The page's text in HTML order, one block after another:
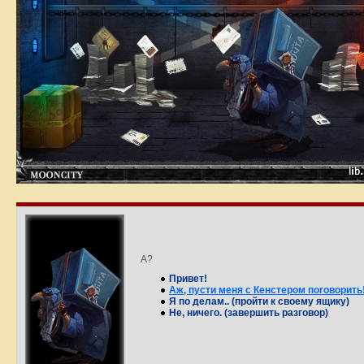
А?
Привет!
Аж, пусти меня с Кенстером
Я по делам.. (пройти к своему ящику)
Не, ничего. (завершить разговор)